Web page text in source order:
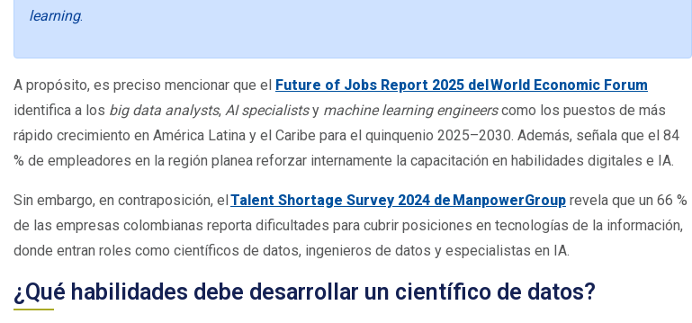
learning.
A propósito, es preciso mencionar que el Future of Jobs Report 2025 del World Economic Forum
identifica a los big data analysts, AI specialistsy machine learning engineerscomo los puestos de más
rápido crecimiento en América Latina y el Caribe para el quinquenio 2025–2030. Además, señala que el 84
% de empleadores en la región planea reforzar internamente la capacitación en habilidades digitales e IA.
Sin embargo, en contraposición, elTalent Shortage Survey 2024 de ManpowerGroup revela que un 66 %
de las empresas colombianas reporta dificultades para cubrir posiciones en tecnologías de la información,
donde entran roles como científicos de datos, ingenieros de datos y especialistas en IA.
¿Qué habilidades debe desarrollar un científico de datos?